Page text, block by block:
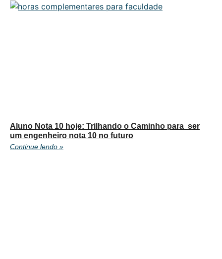
Aluno Nota 10 hoje: Trilhando o Caminho para ser
um engenheiro nota 10 no futuro
Continue lendo »